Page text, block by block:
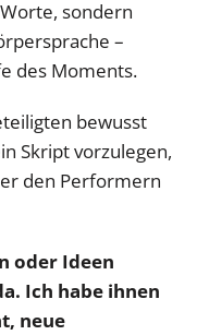
sondern
–
des Moments.
bewusst
Skript vorzulegen,
den Performern
oder Ideen
Ich habe ihnen
neue